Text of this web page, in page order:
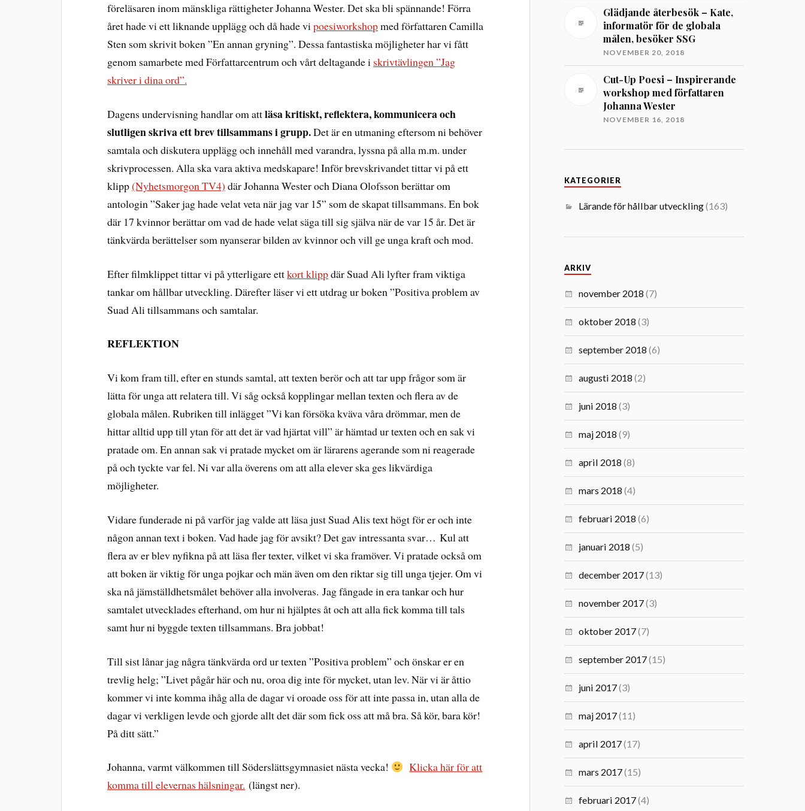
föreläsaren inom mänskliga rättigheter Johanna Wester. Det ska bli spännande! Förra
året hade vi ett liknande upplägg och då hade vipoesiworkshopmed författaren Camilla
Sten som skrivit boken ”En annan gryning”. Dessa fantastiska möjligheter har vi fått
genom samarbete med Författarcentrum och vårt deltagande i skrivtävlingen ”Jag
skriver i dina ord”.
Dagens undervisning handlar om attläsa kritiskt, reflektera, kommunicera och
slutligen skriva ett brev tillsammans i grupp.Det är en utmaning eftersom ni behöver
samtala och diskutera upplägg och innehåll med varandra, lyssna på alla m.m. under
skrivprocessen. Alla ska vara aktiva medskapare! Inför brevskrivandet tittar vi på ett
klipp(Nyhetsmorgon TV4) där Johanna Wester och Diana Olofsson berättar om
antologin ”Saker jag hade velat veta när jag var 15” som de skapat tillsammans. En bok
där 17 kvinnor berättar om vad de hade velat säga till sig själva när de var 15 år. Det är
tänkvärda berättelser som nyanserar bilden av kvinnor och vill ge unga kraft och mod.
Efter filmklippet tittar vi på ytterligare ettkort klippdär Suad Ali lyfter fram viktiga
tankar om hållbar utveckling. Därefter läser vi ett utdrag ur boken ”Positiva problem av
Suad Ali tillsammans och samtalar.
REFLEKTION
Vi kom fram till, efter en stunds samtal, att texten berör och att tar upp frågor som är
lätta för unga att relatera till. Vi såg också kopplingar mellan texten och flera av de
globala målen. Rubriken till inlägget ”Vi kan försöka kväva våra drömmar, men de
hittar alltid upp till ytan för att det är vad hjärtat vill” är hämtad ur texten och en sak vi
pratade om. En annan sak vi pratade mycket om är lärarens agerande som ni reagerade
på och tyckte var fel. Ni var alla överens om att alla elever ska ges likvärdiga
möjligheter.
Vidare funderade ni på varför jag valde att läsa just Suad Alis text högt för er och inte
någon annan text i boken. Vad hade jag för avsikt? Det gav intressanta svar… Kul att
flera av er blev nyfikna på att läsa fler texter, vilket vi ska framöver. Vi pratade också om
att boken är viktig för unga pojkar och män även om den riktar sig till unga tjejer. Om vi
ska nå jämställdhetsmålet behöver alla involveras. Jag fångade in era tankar och hur
samtalet utvecklades efterhand, om hur ni hjälptes åt och att alla fick komma till tals
samt hur ni byggde texten tillsammans. Bra jobbat!
Till sist lånar jag några tänkvärda ord ur texten ”Positiva problem” och önskar er en
trevlig helg; ”Livet pågår här och nu, oroa dig inte för mycket, utan lev. När vi är åttio
kommer vi inte komma ihåg alla de dagar vi oroade oss för att inte passa in, utan alla de
dagar vi verkligen levde och gjorde allt det där som fick oss att må bra. Så kör, bara kör!
På ditt sätt.”
Johanna, varmt välkommen till Söderslättsgymnasiet nästa vecka!
Klicka här för att
komma till elevernas hälsningar. (längst ner).
Glädjande återbesök – Kate,
informatör för de globala
målen, besöker SSG
NOVEMBER 20, 2018
Cut-Up Poesi – Inspirerande
workshop med författaren
Johanna Wester
NOVEMBER 16, 2018
KATEGORIER
Lärande för hållbar utveckling(163)
ARKIV
november 2018 (7)
oktober 2018 (3)
september 2018 (6)
augusti 2018 (2)
juni 2018 (3)
maj 2018 (9)
april 2018 (8)
mars 2018 (4)
februari 2018 (6)
januari 2018 (5)
december 2017(13)
november 2017(3)
oktober 2017(7)
september 2017(15)
juni 2017(3)
maj 2017(11)
april 2017(17)
mars 2017(15)
februari 2017(4)